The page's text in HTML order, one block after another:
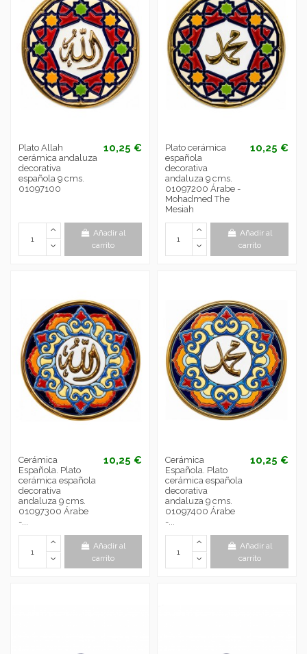
Plato Allah
cerámica andaluza
decorativa
española 9 cms.
01097100
10,25 €
Añadir al
carrito
Plato cerámica
española
decorativa
andaluza 9 cms.
01097200 Árabe -
Mohadmed The
Mesiah
10,25 €
Añadir al
carrito
Cerámica
Española. Plato
cerámica española
decorativa
andaluza 9 cms.
01097300 Árabe
-...
10,25 €
Añadir al
carrito
Cerámica
Española. Plato
cerámica española
decorativa
andaluza 9 cms.
01097400 Árabe
-...
10,25 €
Añadir al
carrito